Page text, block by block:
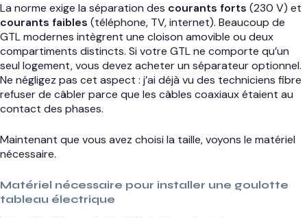
La norme exige la séparation des courants forts (230 V) et
courants faibles (téléphone, TV, internet). Beaucoup de
GTL modernes intègrent une cloison amovible ou deux
compartiments distincts. Si votre GTL ne comporte qu’un
seul logement, vous devez acheter un séparateur optionnel.
Ne négligez pas cet aspect : j’ai déjà vu des techniciens fibre
refuser de câbler parce que les câbles coaxiaux étaient au
contact des phases.
Maintenant que vous avez choisi la taille, voyons le matériel
nécessaire.
Matériel nécessaire pour installer une goulotte
tableau électrique